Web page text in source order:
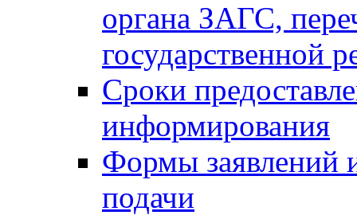
органа ЗАГС,
государственной
Сроки
информирования
Формы заявлений
подачи